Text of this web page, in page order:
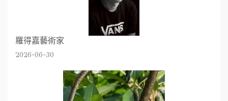
羅得嘉藝術家
2026-06-30